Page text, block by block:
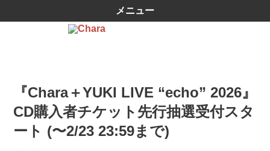
メニュー
『Chara＋YUKI LIVE “echo” 2026』
CD購入者チケット先行抽選受付スタ
ート (〜2/23 23:59まで)